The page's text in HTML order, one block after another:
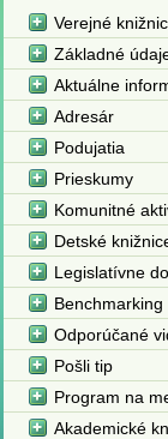
Verejné
Základné
Aktuálne
Adresár
Podujatia
Prieskumy
Komunitné
Detské
Legislatívne
Benchmarking
Odporúčané
Pošli tip
Program na
Akademické